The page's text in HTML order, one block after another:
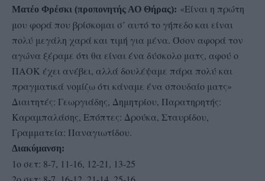
Ματέο Φρέσκι (προπονητής ΑΟ Θήρας): «Είναι η πρώτη
μου φορά που βρίσκομαι σ’ αυτό το γήπεδο και είναι
πολύ μεγάλη χαρά και τιμή για μένα. Όσον αφορά τον
αγώνα ξέραμε ότι θα είναι ένα δύσκολο ματς, αφού ο
ΠΑΟΚ έχει ανέβει, αλλά δουλέψαμε πάρα πολύ και
πραγματικά νομίζω ότι κάναμε ένα σπουδαίο ματς»
Διαιτητές: Γεωργιάδης, Δημητρίου, Παρατηρητής:
Καραμπαλάσης, Επόπτες: Δρούκα, Σταυρίδου,
Γραμματεία: Παναγιωτίδου.
Διακύμανση:
1ο σετ: 8-7, 11-16, 12-21, 13-25